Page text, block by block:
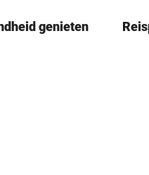
genieten